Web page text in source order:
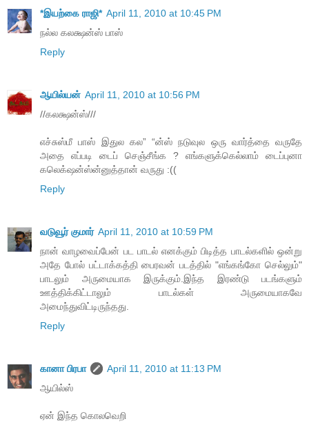
*இயற்கை ராஜி* April 11, 2010 at 10:45 PM
நல்ல கலக்ஷன்ஸ் பாஸ்
Reply
ஆயில்யன் April 11, 2010 at 10:56 PM
//கலக்ஷன்ஸ்///
எச்சுஸ்மீ பாஸ் இதுல கல” “ன்ஸ் நடுவுல ஒரு வார்த்தை வருதே
அதை எப்படி டைப் செஞ்சீங்க ? எங்களுக்கெல்லாம் டைப்புனா
கலெக்‌ஷன்ஸ்ன்னுத்தான் வருது :((
Reply
வடுவூர் குமார் April 11, 2010 at 10:59 PM
நான் வாழ‌வைப்பேன் ப‌ட‌ பாட‌ல் என‌க்கும் பிடித்த‌ பாட‌ல்க‌ளில் ஒன்று
அதே போல் ப‌ட்டாக்க‌த்தி பைர‌வ‌ன் ப‌ட‌த்தில் "எங்க‌ங்கோ செல்லும்"
பாட‌லும் அருமையாக‌ இருக்கும்.இந்த‌ இர‌ண்டு ப‌ட‌ங்க‌ளும்
ஊத்திக்கிட்டாலும் பாட‌ல்க‌ள் அருமையாக‌வே
அமைந்துவிட்டிருந்த‌து.
Reply
கானா பிரபா
April 11, 2010 at 11:13 PM
ஆயில்ஸ்
ஏன் இந்த கொலவெறி